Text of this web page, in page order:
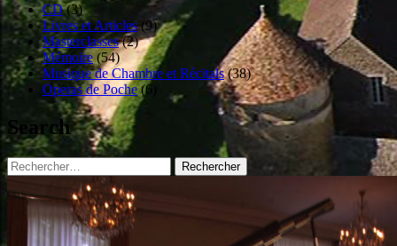
CD(3)
Livres et Articles(9)
Masterclasses(2)
Mémoire(54)
Musique de Chambre et Récitals(38)
Operas de Poche(6)
Search
Rechercher :